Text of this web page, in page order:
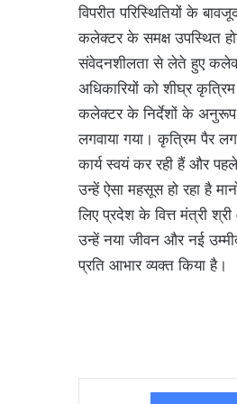
विपरीत परिस्थितियों के
कलेक्टर के समक्ष उपस्थित
संवेदनशीलता से लेते हुए
अधिकारियों को शीघ्र
कलेक्टर के निर्देशों के अनुरूप
लगवाया गया। कृत्रिम पैर
कार्य स्वयं कर रही हैं और
उन्हें ऐसा महसूस हो रहा है
लिए प्रदेश के वित्त मंत्री
उन्हें नया जीवन और नई
प्रति आभार व्यक्त किया है।